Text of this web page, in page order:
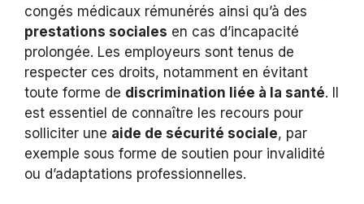
congés médicaux rémunérés ainsi qu’à des
prestations sociales en cas d’incapacité
prolongée. Les employeurs sont tenus de
respecter ces droits, notamment en évitant
toute forme de discrimination liée à la santé. Il
est essentiel de connaître les recours pour
solliciter une aide de sécurité sociale, par
exemple sous forme de soutien pour invalidité
ou d’adaptations professionnelles.